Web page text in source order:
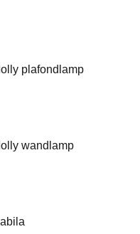
plafondlamp
wandlamp